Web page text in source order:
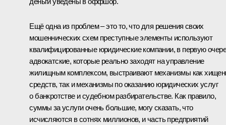
Ещё одна из проблем – это то, что для решения своих
мошеннических схем преступные элементы используют
квалифицированные юридические компании, в первую
адвокатские, которые реально заходят на управление
жилищным комплексом, выстраивают механизмы как
средств, так и механизмы по оказанию юридических услуг
о банкротстве и судебном разбирательстве. Как правило,
суммы за услуги очень большие, могу сказать, что
исчисляются в сотнях миллионов, и часть предприятий